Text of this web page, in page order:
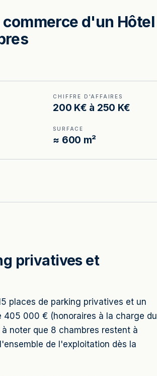
commerce d'un Hôtel
CHIFFRE D'AFFAIRES
200 K€ à 250 K€
SURFACE
≈ 600 m²
privatives et
places de parking privatives et un
000 € (honoraires à la charge du
noter que 8 chambres restent à
de l'exploitation dès la